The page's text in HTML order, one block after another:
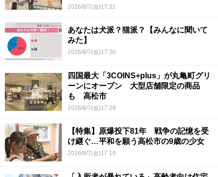
香川県初
2026/8/7(金)17:32
あなたは犬派？猫派？【みんなに聞いて
みた】
2026/8/7(金)17:30
四国最大「3COINS+plus」が丸亀町グリ
ーンにオープン 大型店舗限定の商品
も 高松市
2026/8/7(金)17:29
【特集】原爆投下81年 戦争の記憶を受
け継ぐ…平和を願う高松市の9歳の少女
2026/8/7(金)17:19